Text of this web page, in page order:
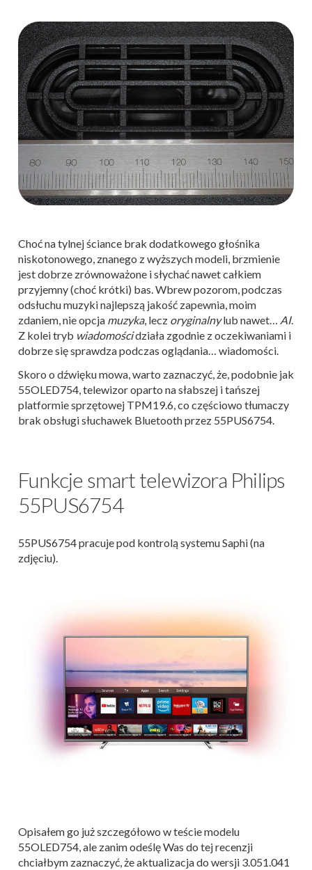
Choć na tylnej ściance brak dodatkowego głośnika
niskotonowego, znanego z wyższych modeli, brzmienie
jest dobrze zrównoważone i słychać nawet całkiem
przyjemny (choć krótki) bas. Wbrew pozorom, podczas
odsłuchu muzyki najlepszą jakość zapewnia, moim
zdaniem, nie opcja muzyka, lecz oryginalnylub nawet… AI.
Z kolei tryb wiadomościdziała zgodnie z oczekiwaniami i
dobrze się sprawdza podczas oglądania… wiadomości.
Skoro o dźwięku mowa, warto zaznaczyć, że, podobnie jak
55OLED754, telewizor oparto na słabszej i tańszej
platformie sprzętowej TPM19.6, co częściowo tłumaczy
brak obsługi słuchawek Bluetooth przez 55PUS6754.
Funkcje smart telewizora Philips
55PUS6754
55PUS6754 pracuje pod kontrolą systemu Saphi (na
zdjęciu).
Opisałem go już szczegółowo w teście modelu
55OLED754, ale zanim odeślę Was do tej recenzji
chciałbym zaznaczyć, że aktualizacja do wersji 3.051.041